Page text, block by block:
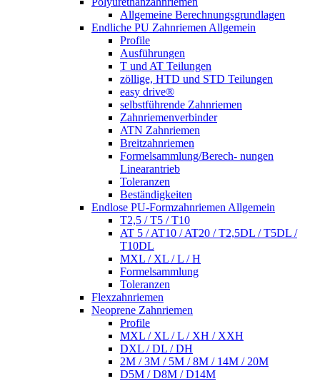
Allgemeine Berechnungsgrundlagen
Endliche PU Zahnriemen Allgemein
Profile
Ausführungen
T und AT Teilungen
zöllige, HTD und STD Teilungen
easy drive®
selbstführende Zahnriemen
Zahnriemenverbinder
ATN Zahnriemen
Breitzahnriemen
Formelsammlung/Berech- nungen
Linearantrieb
Toleranzen
Beständigkeiten
Endlose PU-Formzahnriemen Allgemein
T2,5 / T5 / T10
AT 5 / AT10 / AT20 / T2,5DL / T5DL /
T10DL
MXL / XL / L / H
Formelsammlung
Toleranzen
Flexzahnriemen
Neoprene Zahnriemen
Profile
MXL / XL / L / XH / XXH
DXL / DL / DH
2M / 3M / 5M / 8M / 14M / 20M
D5M / D8M / D14M